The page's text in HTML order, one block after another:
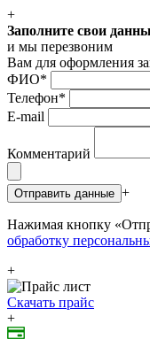
+
Заполните свои
и мы перезвоним
Вам для оформления
ФИО*
Телефон*
E-mail
Комментарий
Отправить данные +
Нажимая кнопку
обработку
+
Скачать прайс
+